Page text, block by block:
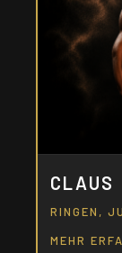
CLAUS
RINGEN,
MEHR